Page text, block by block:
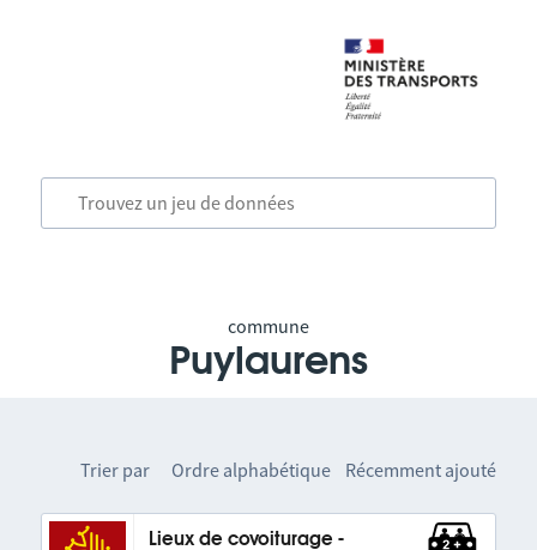
commune
Puylaurens
Trier par Ordre alphabétique Récemment ajouté
Lieux de covoiturage -